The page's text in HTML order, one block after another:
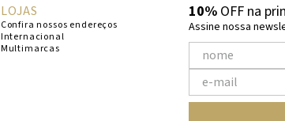
LOJAS
Confira nossos endereços
Internacional
Multimarcas
10%OFF na
Assine nossa